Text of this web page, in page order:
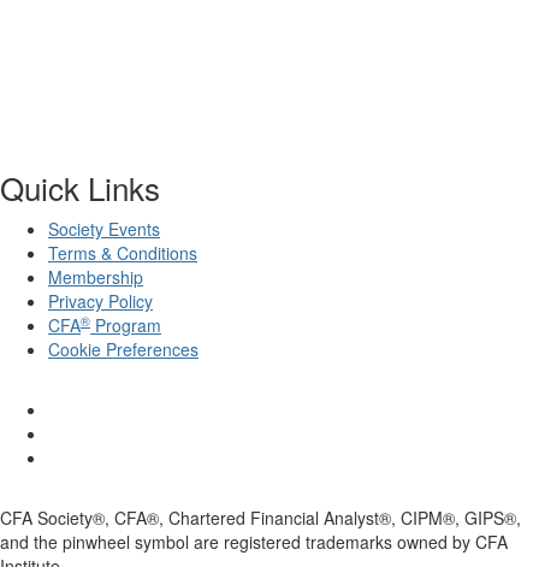
Quick Links
Society Events
Terms & Conditions
Membership
Privacy Policy
CFA® Program
Cookie Preferences
CFA Society®, CFA®, Chartered Financial Analyst®, CIPM®, GIPS®,
and the pinwheel symbol are registered trademarks owned by CFA